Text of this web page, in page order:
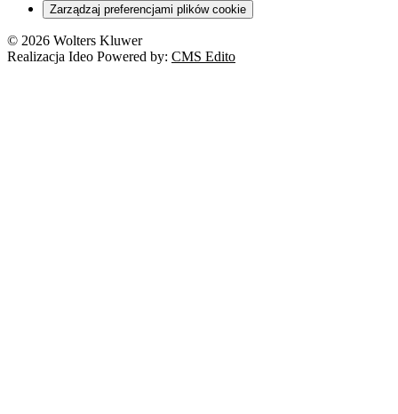
Zarządzaj preferencjami plików cookie
© 2026 Wolters Kluwer
Realizacja Ideo Powered by: CMS Edito